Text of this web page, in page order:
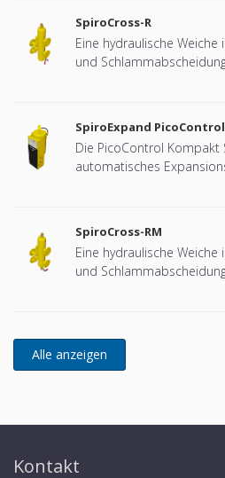
SpiroCross-R
Eine hydraulische
und Schlammabscheidung in DN65 - DN100
SpiroExpand PicoControl
Die PicoControl
automatisches
SpiroCross-RM
Eine hydraulische
und
Kontakt